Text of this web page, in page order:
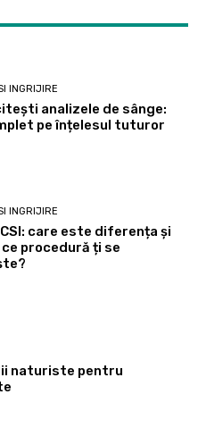
INGRIJIRE
analizele de sânge:
pe înțelesul tuturor
INGRIJIRE
care este diferența și
procedură ți se
naturiste pentru